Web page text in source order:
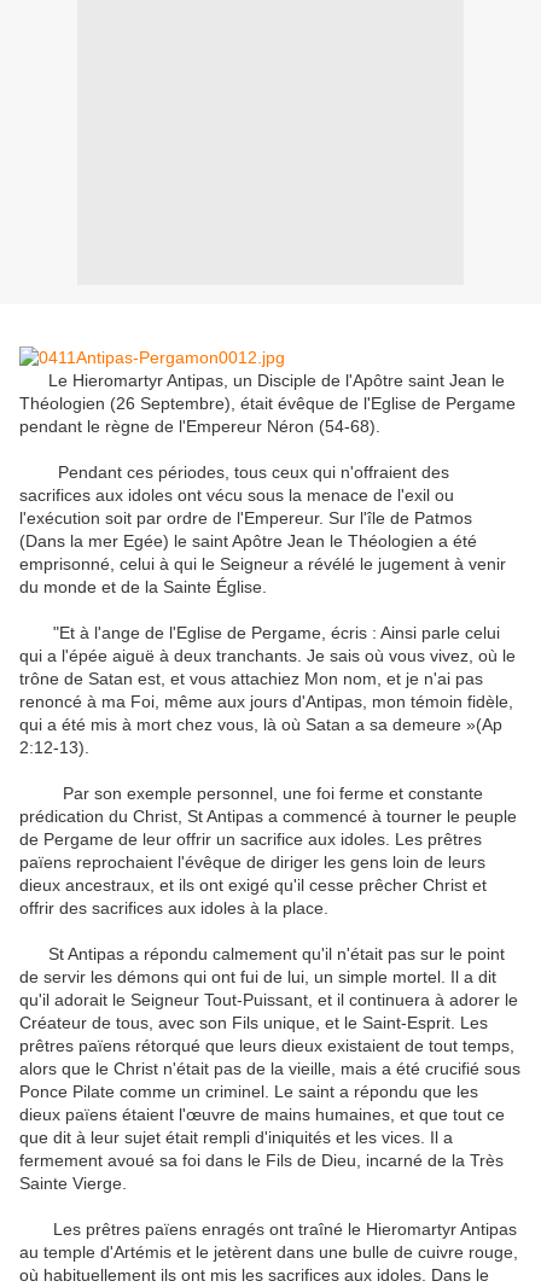
Le HieromartyrAntipas un Disciple de l'Apôtre saint Jean le
Théologien (26 Septembre) était évêque de l'Eglise de Pergame
pendant le règne de l'Empereur Néron (54-68)
Pendant ces périodes, tous ceux qui n'offraient des
sacrifices aux idoles ont vécu sous la menace de l'exil ou
l'exécution soit par ordre de l'Empereur. Sur l'île de Patmos
(Dans la mer Egée) le saint Apôtre Jean le Théologien a été
emprisonné celui à qui le Seigneur a révélé le jugement à venir
du monde et de la Sainte Église
"Et à l'ange de l'Eglise de Pergame, écris : Ainsi parle celui
qui a l'épée aiguë à deux tranchants Je sais où vous vivez, où le
trône de Satan est et vous attachiez Mon nom et je n'ai pas
renoncé à ma Foi même aux jours d'Antipas , mon témoin fidèle
qui a été mis à mort chez vous, là où Satan a sa demeure »(Ap
2:12-13)
Par son exemple personnel une foi ferme et constante
prédication du Christ StAntipas a commencé à tourner le peuple
de Pergame de leur offrir un sacrifice aux idoles Les prêtres
païens reprochaient l'évêque de diriger les gens loin de leurs
dieux ancestraux et ils ont exigé qu'il cesse prêcher Christ et
offrir des sacrifices aux idoles à la place.
StAntipas a répondu calmement qu'il n'était pas sur le point
de servir les démons qui ont fui de lui un simple mortel Il a dit
qu'il adorait le Seigneur Tout-Puissant et il continuera à adorer le
Créateur de tous avec son Fils unique et le Saint-Esprit Les
prêtres païens rétorqué que leurs dieux existaient de tout temps
alors que le Christ n'était pas de la vieille , mais a été crucifié sous
Ponce Pilate comme un criminel Le saint a répondu que les
dieux païens étaient l'œuvre de mains humaines , et que tout ce
que dit à leur sujet était rempli d'iniquités et les vices Il a
fermement avoué sa foi dans le Fils de Dieu incarné de la Très
Sainte Vierge
Les prêtres païens enragés ont traîné le HieromartyrAntipas
au temple d'Artémis et le jetèrent dans une bulle de cuivre rouge,
où habituellement ils ont mis les sacrifices aux idoles Dans le